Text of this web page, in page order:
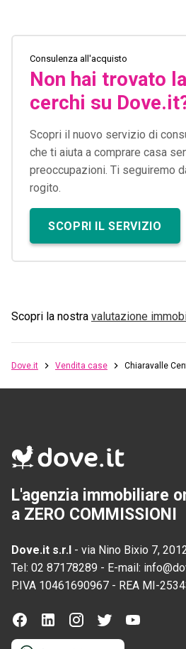
Consulenza all'acquisto
Non hai trovato
cerchi su
Scopri il nuovo servizio di
che ti aiuta a comprare casa
preoccupazioni. Ti seguiremo
rogito.
SCOPRI IL SERVIZIO
Scopri la nostra valutazione
Dove.it Vendita case Chiaravalle
L'agenzia immobiliare
a ZERO COMMISSIONI
Dove.it s.r.l - via Nino Bixio 7,
Tel: 02 87178289 - E-mail:
P.IVA 10461690967 - REA MI-